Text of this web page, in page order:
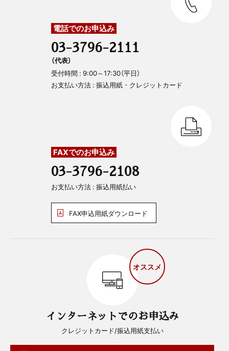
電話でのお申込み
03-3796-2111
（代表）
受付時間 : 9:00～17:30（平日）
お支払い方法 : 振込用紙・クレジットカード
FAXでのお申込み
03-3796-2108
お支払い方法 : 振込用紙払い
FAX申込用紙ダウンロード
オススメ
インターネットでのお申込み
クレジットカード/振込用紙支払い